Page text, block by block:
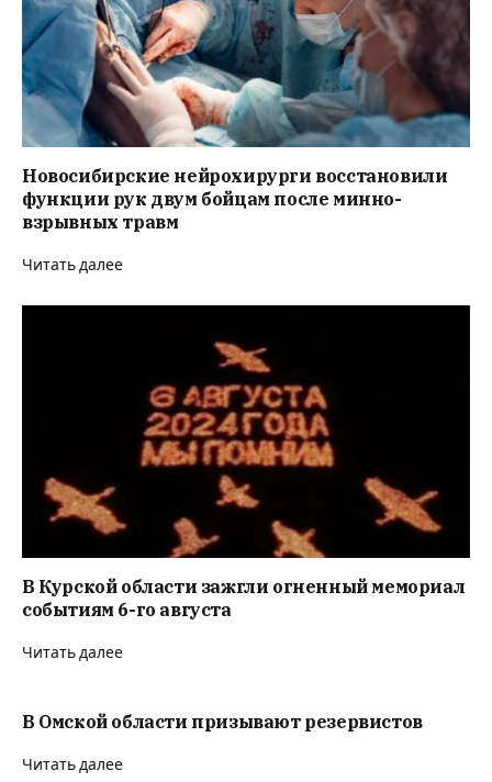
Новосибирские нейрохирурги восстановили
функции рук двум бойцам после минно-
взрывных травм
Читать далее
В Курской области зажгли огненный мемориал
событиям 6-го августа
Читать далее
В Омской области призывают резервистов
Читать далее